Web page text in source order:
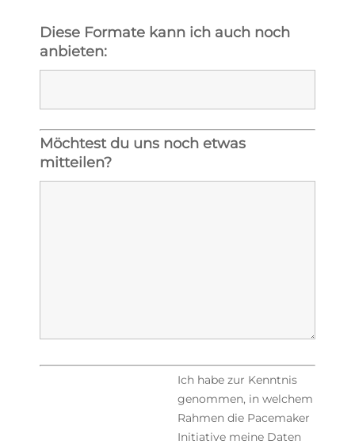
Diese Formate kann ich auch noch
anbieten:
Möchtest du uns noch etwas
mitteilen?
Ich habe zur Kenntnis
genommen, in welchem
Rahmen die Pacemaker
Initiative meine Daten